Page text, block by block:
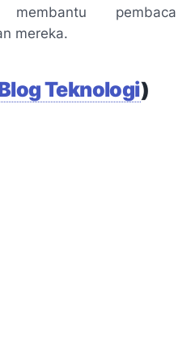
pembaca
mereka.
Teknologi)